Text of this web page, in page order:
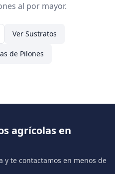
al por mayor.
Ver Sustratos
de Pilones
agrícolas en
y te contactamos en menos de